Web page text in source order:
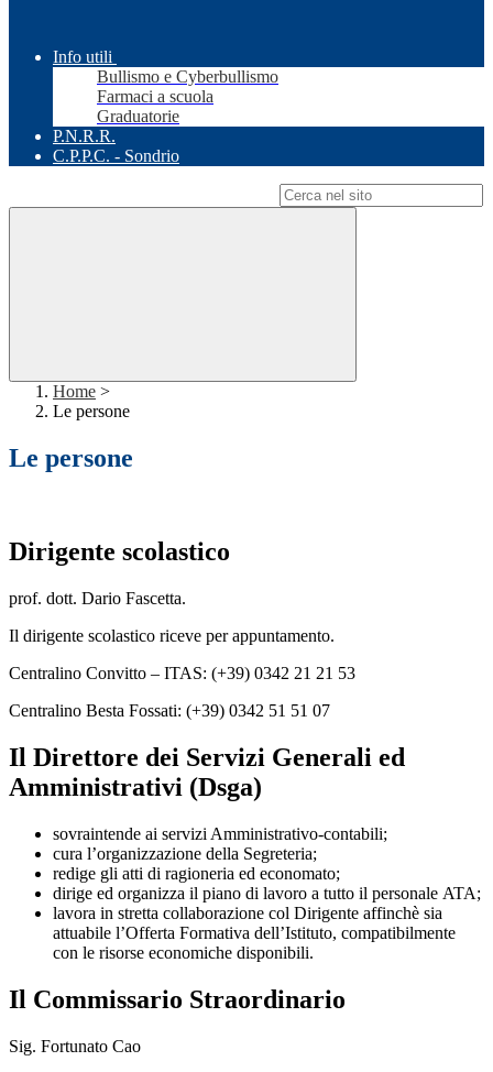
Info utili
Bullismo e Cyberbullismo
Farmaci a scuola
Graduatorie
P.N.R.R.
C.P.P.C. - Sondrio
Home >
Le persone
Le persone
Dirigente scolastico
prof. dott. Dario Fascetta.
Il dirigente scolastico riceve per appuntamento.
Centralino Convitto – ITAS: (+39) 0342 21 21 53
Centralino Besta Fossati: (+39) 0342 51 51 07
Il Direttore dei Servizi Generali ed
Amministrativi (Dsga)
sovraintende ai servizi Amministrativo-contabili;
cura l’organizzazione della Segreteria;
redige gli atti di ragioneria ed economato;
dirige ed organizza il piano di lavoro a tutto il personale ATA;
lavora in stretta collaborazione col Dirigente affinchè sia
attuabile l’Offerta Formativa dell’Istituto, compatibilmente
con le risorse economiche disponibili.
Il Commissario Straordinario
Sig. Fortunato Cao